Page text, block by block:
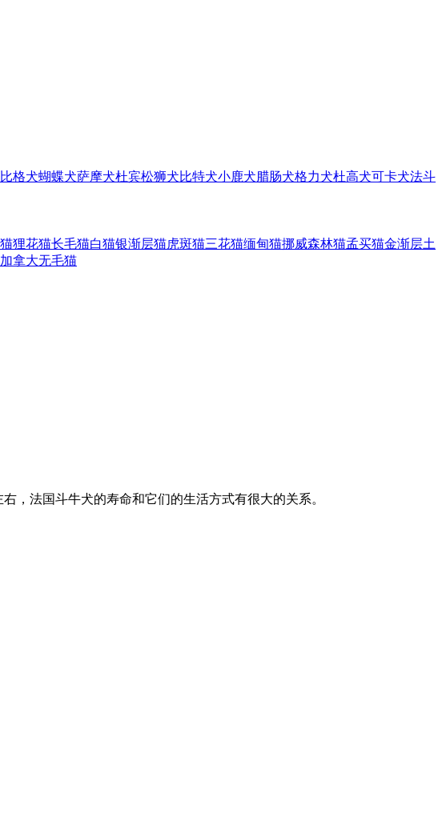
比格犬蝴蝶犬萨摩犬杜宾松狮犬比特犬小鹿犬腊肠犬格力犬杜高犬可卡犬法斗
狸花猫长毛猫白猫银渐层猫虎斑猫三花猫缅甸猫挪威森林猫孟买猫金渐层土
加拿大无毛猫
，法国斗牛犬的寿命和它们的生活方式有很大的关系。